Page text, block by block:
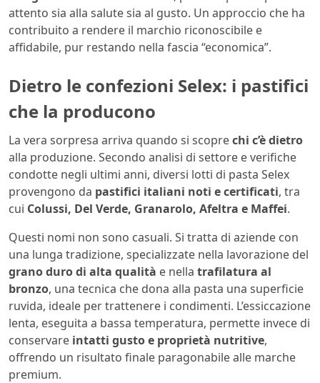
attento sia alla salute sia al gusto. Un approccio che ha
contribuito a rendere il marchio riconoscibile e
affidabile, pur restando nella fascia “economica”.
Dietro le confezioni Selex: i pastifici
che la producono
La vera sorpresa arriva quando si scoprechi c’è dietro
alla produzione. Secondo analisi di settore e verifiche
condotte negli ultimi anni, diversi lotti di pasta Selex
provengono da pastifici italiani noti e certificati, tra
cui Colussi, Del Verde, Granarolo, Afeltra e Maffei.
Questi nomi non sono casuali. Si tratta di aziende con
una lunga tradizione, specializzate nella lavorazione del
grano duro di alta qualità e nella trafilatura al
bronzo, una tecnica che dona alla pasta una superficie
ruvida, ideale per trattenere i condimenti. L’essiccazione
lenta, eseguita a bassa temperatura, permette invece di
conservare intatti gusto e proprietà nutritive,
offrendo un risultato finale paragonabile alle marche
premium.